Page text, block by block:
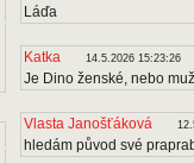
Láďa
Katka 14.5.2026 15:23:26
Je Dino ženské, nebo
Vlasta Janošťáková
hledám původ své